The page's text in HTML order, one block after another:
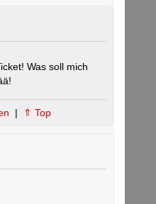
Was soll mich
| ⇑ Top